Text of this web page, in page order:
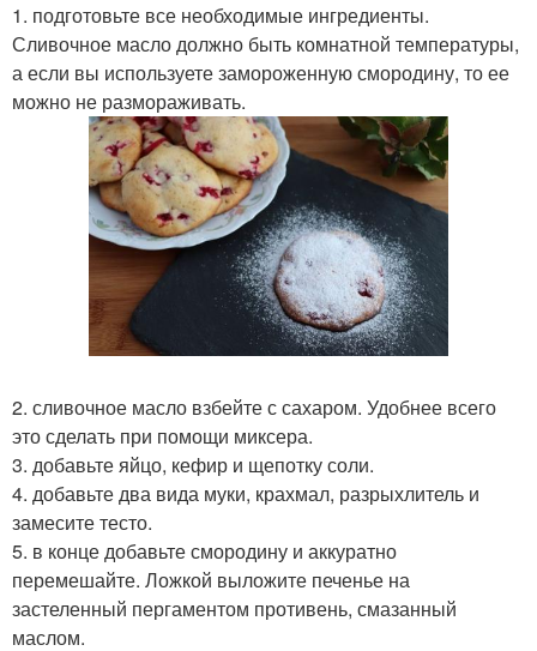
1. подготовьте все необходимые ингредиенты.
Сливочное масло должно быть комнатной температуры,
а если вы используете замороженную смородину, то ее
можно не размораживать.
2. сливочное масло взбейте с сахаром. Удобнее всего
это сделать при помощи миксера.
3. добавьте яйцо, кефир и щепотку соли.
4. добавьте два вида муки, крахмал, разрыхлитель и
замесите тесто.
5. в конце добавьте смородину и аккуратно
перемешайте. Ложкой выложите печенье на
застеленный пергаментом противень, смазанный
маслом.